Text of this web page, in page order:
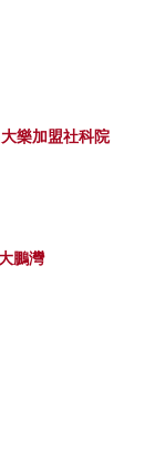
樂加盟社科院
鵬灣